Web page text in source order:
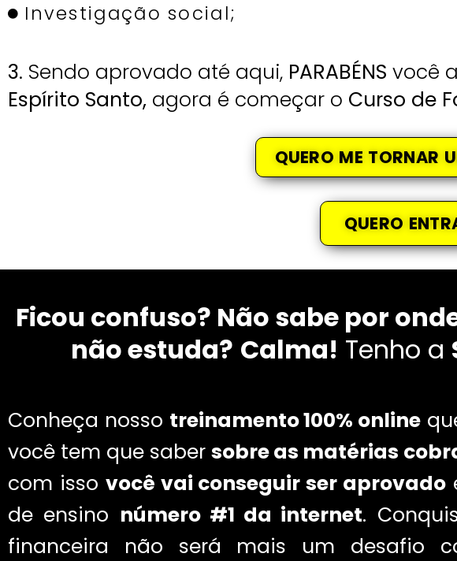
Investigação social;
3. Sendo aprovado até aqui, PARABÉNS você
Espírito Santo, agora é começar o Curso de
QUERO ME TORNAR
QUERO
Ficou confuso? Não sabe por
não estuda? Calma! Tenho a
Conheça nosso treinamento 100% online
você tem que sabersobre as matérias
com isso você vai conseguir ser aprovado
de ensino número #1 da internet.
financeira não será mais um desafio